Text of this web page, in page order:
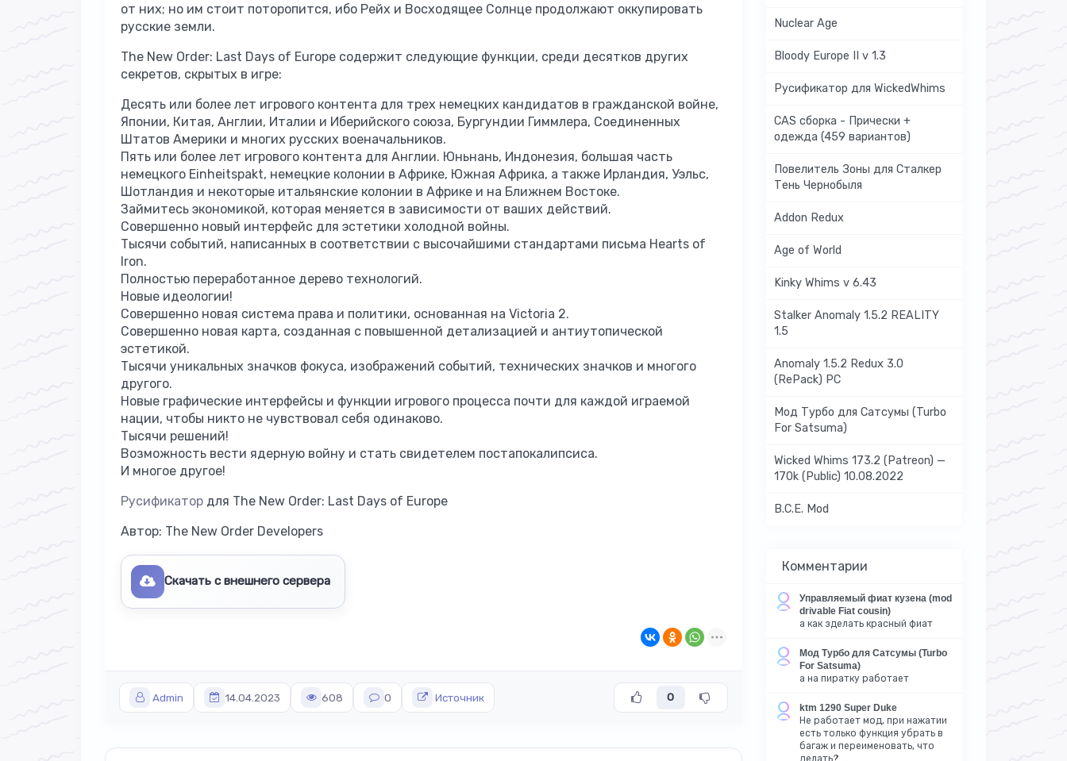
от них; но им стоит поторопится, ибо Рейх и Восходящее Солнце продолжают оккупировать
русские земли.
The New Order: Last Days of Europe содержит следующие функции, среди десятков других
секретов, скрытых в игре:
Десять или более лет игрового контента для трех немецких кандидатов в гражданской войне,
Японии, Китая, Англии, Италии и Иберийского союза, Бургундии Гиммлера, Соединенных
Штатов Америки и многих русских военачальников.
Пять или более лет игрового контента для Англии. Юньнань, Индонезия, большая часть
немецкого Einheitspakt, немецкие колонии в Африке, Южная Африка, а также Ирландия, Уэльс,
Шотландия и некоторые итальянские колонии в Африке и на Ближнем Востоке.
Займитесь экономикой, которая меняется в зависимости от ваших действий.
Совершенно новый интерфейс для эстетики холодной войны.
Тысячи событий, написанных в соответствии с высочайшими стандартами письма Hearts of
Iron.
Полностью переработанное дерево технологий.
Новые идеологии!
Совершенно новая система права и политики, основанная на Victoria 2.
Совершенно новая карта, созданная с повышенной детализацией и антиутопической
эстетикой.
Тысячи уникальных значков фокуса, изображений событий, технических значков и многого
другого.
Новые графические интерфейсы и функции игрового процесса почти для каждой играемой
нации, чтобы никто не чувствовал себя одинаково.
Тысячи решений!
Возможность вести ядерную войну и стать свидетелем постапокалипсиса.
И многое другое!
Русификатор для The New Order: Last Days of Europe
Автор: The New Order Developers
Скачать с внешнего сервера
Admin 14.04.2023 608 0 Источник 0
Nuclear Age
Bloody Europe II v 1.3
Русификатор для WickedWhims
CAS сборка - Прически +
одежда (459 вариантов)
Повелитель Зоны для Сталкер
Тень Чернобыля
Addon Redux
Age of World
Kinky Whims v 6.43
Stalker Anomaly 1.5.2 REALITY
1.5
Anomaly 1.5.2 Redux 3.0
(RePack) PC
Мод Турбо для Сатсумы (Turbo
For Satsuma)
Wicked Whims 173.2 (Patreon) —
170k (Public) 10.08.2022
B.C.E. Mod
Комментарии
Управляемый фиат кузена (mod
drivable Fiat cousin)
а как зделать красный фиат
Мод Турбо для Сатсумы (Turbo
For Satsuma)
а на пиратку работает
ktm 1290 Super Duke
Не работает мод, при нажатии
есть только функция убрать в
багаж и переименовать, что
делать?